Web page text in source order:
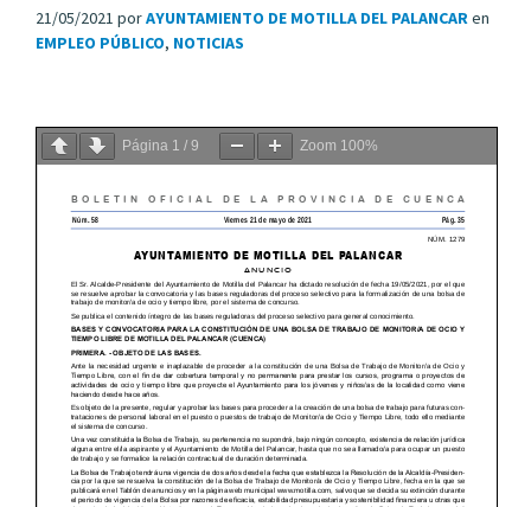
21/05/2021 porAYUNTAMIENTO DE MOTILLA DEL PALANCARen
EMPLEO PÚBLICO, NOTICIAS
Página 1 / 9 Zoom 100%